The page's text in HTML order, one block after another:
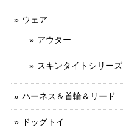
ウェア
アウター
スキンタイトシリーズ
ハーネス＆首輪＆リード
ドッグトイ